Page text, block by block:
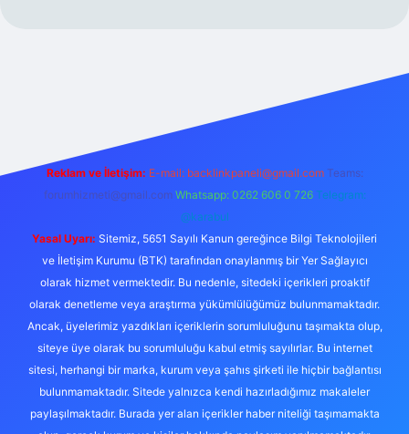
Reklam ve İletişim: E-mail: backlinkpaneli@gmail.com Teams:
forumhizmeti@gmail.com Whatsapp: 0262 606 0 726 Telegram:
@karabul
Yasal Uyarı: Sitemiz, 5651 Sayılı Kanun gereğince Bilgi Teknolojileri
ve İletişim Kurumu (BTK) tarafından onaylanmış bir Yer Sağlayıcı
olarak hizmet vermektedir. Bu nedenle, sitedeki içerikleri proaktif
olarak denetleme veya araştırma yükümlülüğümüz bulunmamaktadır.
Ancak, üyelerimiz yazdıkları içeriklerin sorumluluğunu taşımakta olup,
siteye üye olarak bu sorumluluğu kabul etmiş sayılırlar. Bu internet
sitesi, herhangi bir marka, kurum veya şahıs şirketi ile hiçbir bağlantısı
bulunmamaktadır. Sitede yalnızca kendi hazırladığımız makaleler
paylaşılmaktadır. Burada yer alan içerikler haber niteliği taşımamakta